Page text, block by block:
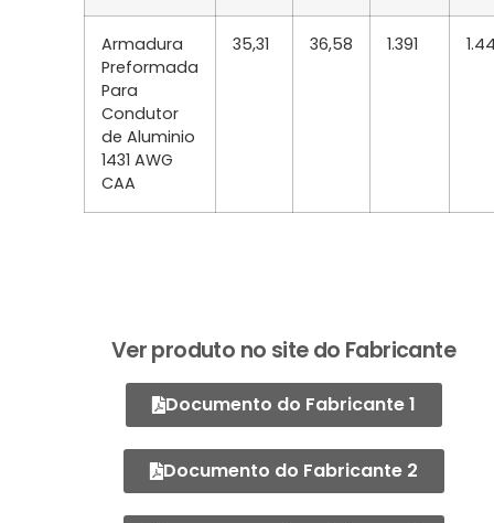
Armadura
Preformada
Para
Condutor
de Aluminio
1431 AWG
CAA
35,31 36,58 1.391
Ver produto no site do Fabricante
Documento do Fabricante 1
Documento do Fabricante 2